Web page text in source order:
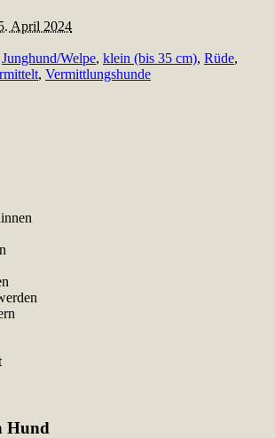
April 2024
Junghund/Welpe, klein (bis 35 cm), Rüde,
, Vermittlungshunde
Hund